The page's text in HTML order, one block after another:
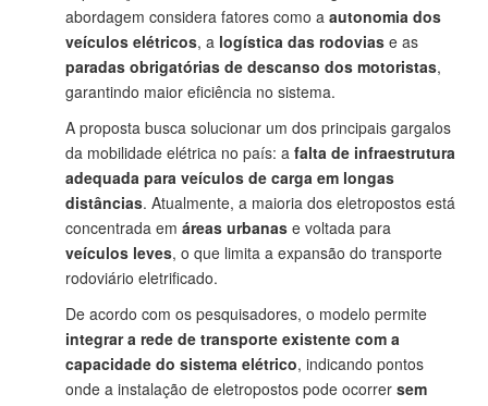
abordagem considera fatores como a autonomia dos
veículos elétricos, a logística das rodovias e as
paradas obrigatórias de descanso dos motoristas,
garantindo maior eficiência no sistema.
A proposta busca solucionar um dos principais gargalos
da mobilidade elétrica no país: a falta de infraestrutura
adequada para veículos de carga em longas
distâncias. Atualmente, a maioria dos eletropostos está
concentrada em áreas urbanas e voltada para
veículos leves, o que limita a expansão do transporte
rodoviário eletrificado.
De acordo com os pesquisadores, o modelo permite
integrar a rede de transporte existente com a
capacidade do sistema elétrico, indicando pontos
onde a instalação de eletropostos pode ocorrer sem